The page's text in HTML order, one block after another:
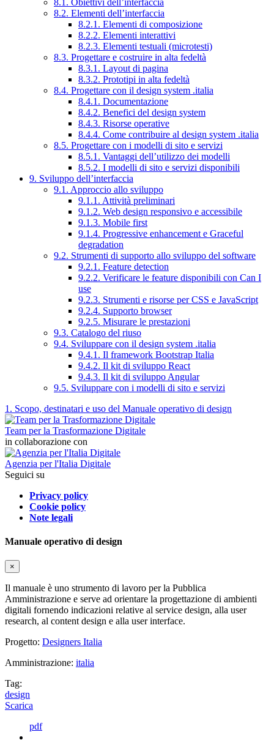
8.2. Elementi dell’interfaccia
8.2.1. Elementi di composizione
8.2.2. Elementi interattivi
8.2.3. Elementi testuali (microtesti)
8.3. Progettare e costruire in alta fedeltà
8.3.1. Layout di pagina
8.3.2. Prototipi in alta fedeltà
8.4. Progettare con il design system .italia
8.4.1. Documentazione
8.4.2. Benefici del design system
8.4.3. Risorse operative
8.4.4. Come contribuire al design system .italia
8.5. Progettare con i modelli di sito e servizi
8.5.1. Vantaggi dell’utilizzo dei modelli
8.5.2. I modelli di sito e servizi disponibili
9. Sviluppo dell’interfaccia
9.1. Approccio allo sviluppo
9.1.1. Attività preliminari
9.1.2. Web design responsivo e accessibile
9.1.3. Mobile first
9.1.4. Progressive enhancement e Graceful
degradation
9.2. Strumenti di supporto allo sviluppo del software
9.2.1. Feature detection
9.2.2. Verificare le feature disponibili con Can I
use
9.2.3. Strumenti e risorse per CSS e JavaScript
9.2.4. Supporto browser
9.2.5. Misurare le prestazioni
9.3. Catalogo del riuso
9.4. Sviluppare con il design system .italia
9.4.1. Il framework Bootstrap Italia
9.4.2. Il kit di sviluppo React
9.4.3. Il kit di sviluppo Angular
9.5. Sviluppare con i modelli di sito e servizi
1. Scopo, destinatari e uso del Manuale operativo di design
Team per la Trasformazione Digitale
in collaborazione con
Agenzia per l'Italia Digitale
Seguici su
Privacy policy
Cookie policy
Note legali
Manuale operativo di design
×
Il manuale è uno strumento di lavoro per la Pubblica
Amministrazione e serve ad orientare la progettazione di ambienti
digitali fornendo indicazioni relative al service design, alla user
research, al content design e alla user interface.
Progetto: Designers Italia
Amministrazione: italia
Tag:
design
Scarica
pdf